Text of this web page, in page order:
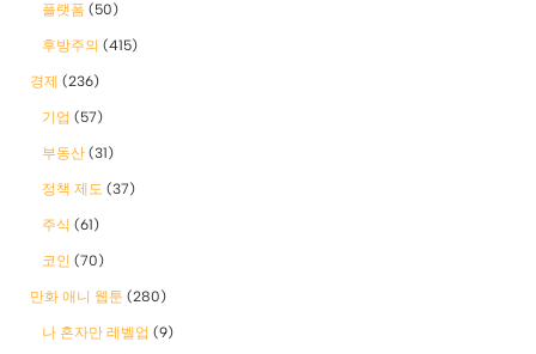
플랫폼 (50)
후방주의 (415)
경제 (236)
기업 (57)
부동산 (31)
정책 제도 (37)
주식 (61)
코인 (70)
만화 애니 웹툰 (280)
나 혼자만 레벨업 (9)